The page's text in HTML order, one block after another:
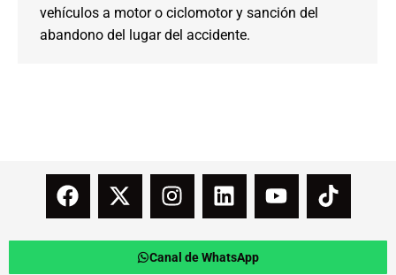
vehículos a motor o ciclomotor y sanción del
abandono del lugar del accidente.
Canal de WhatsApp